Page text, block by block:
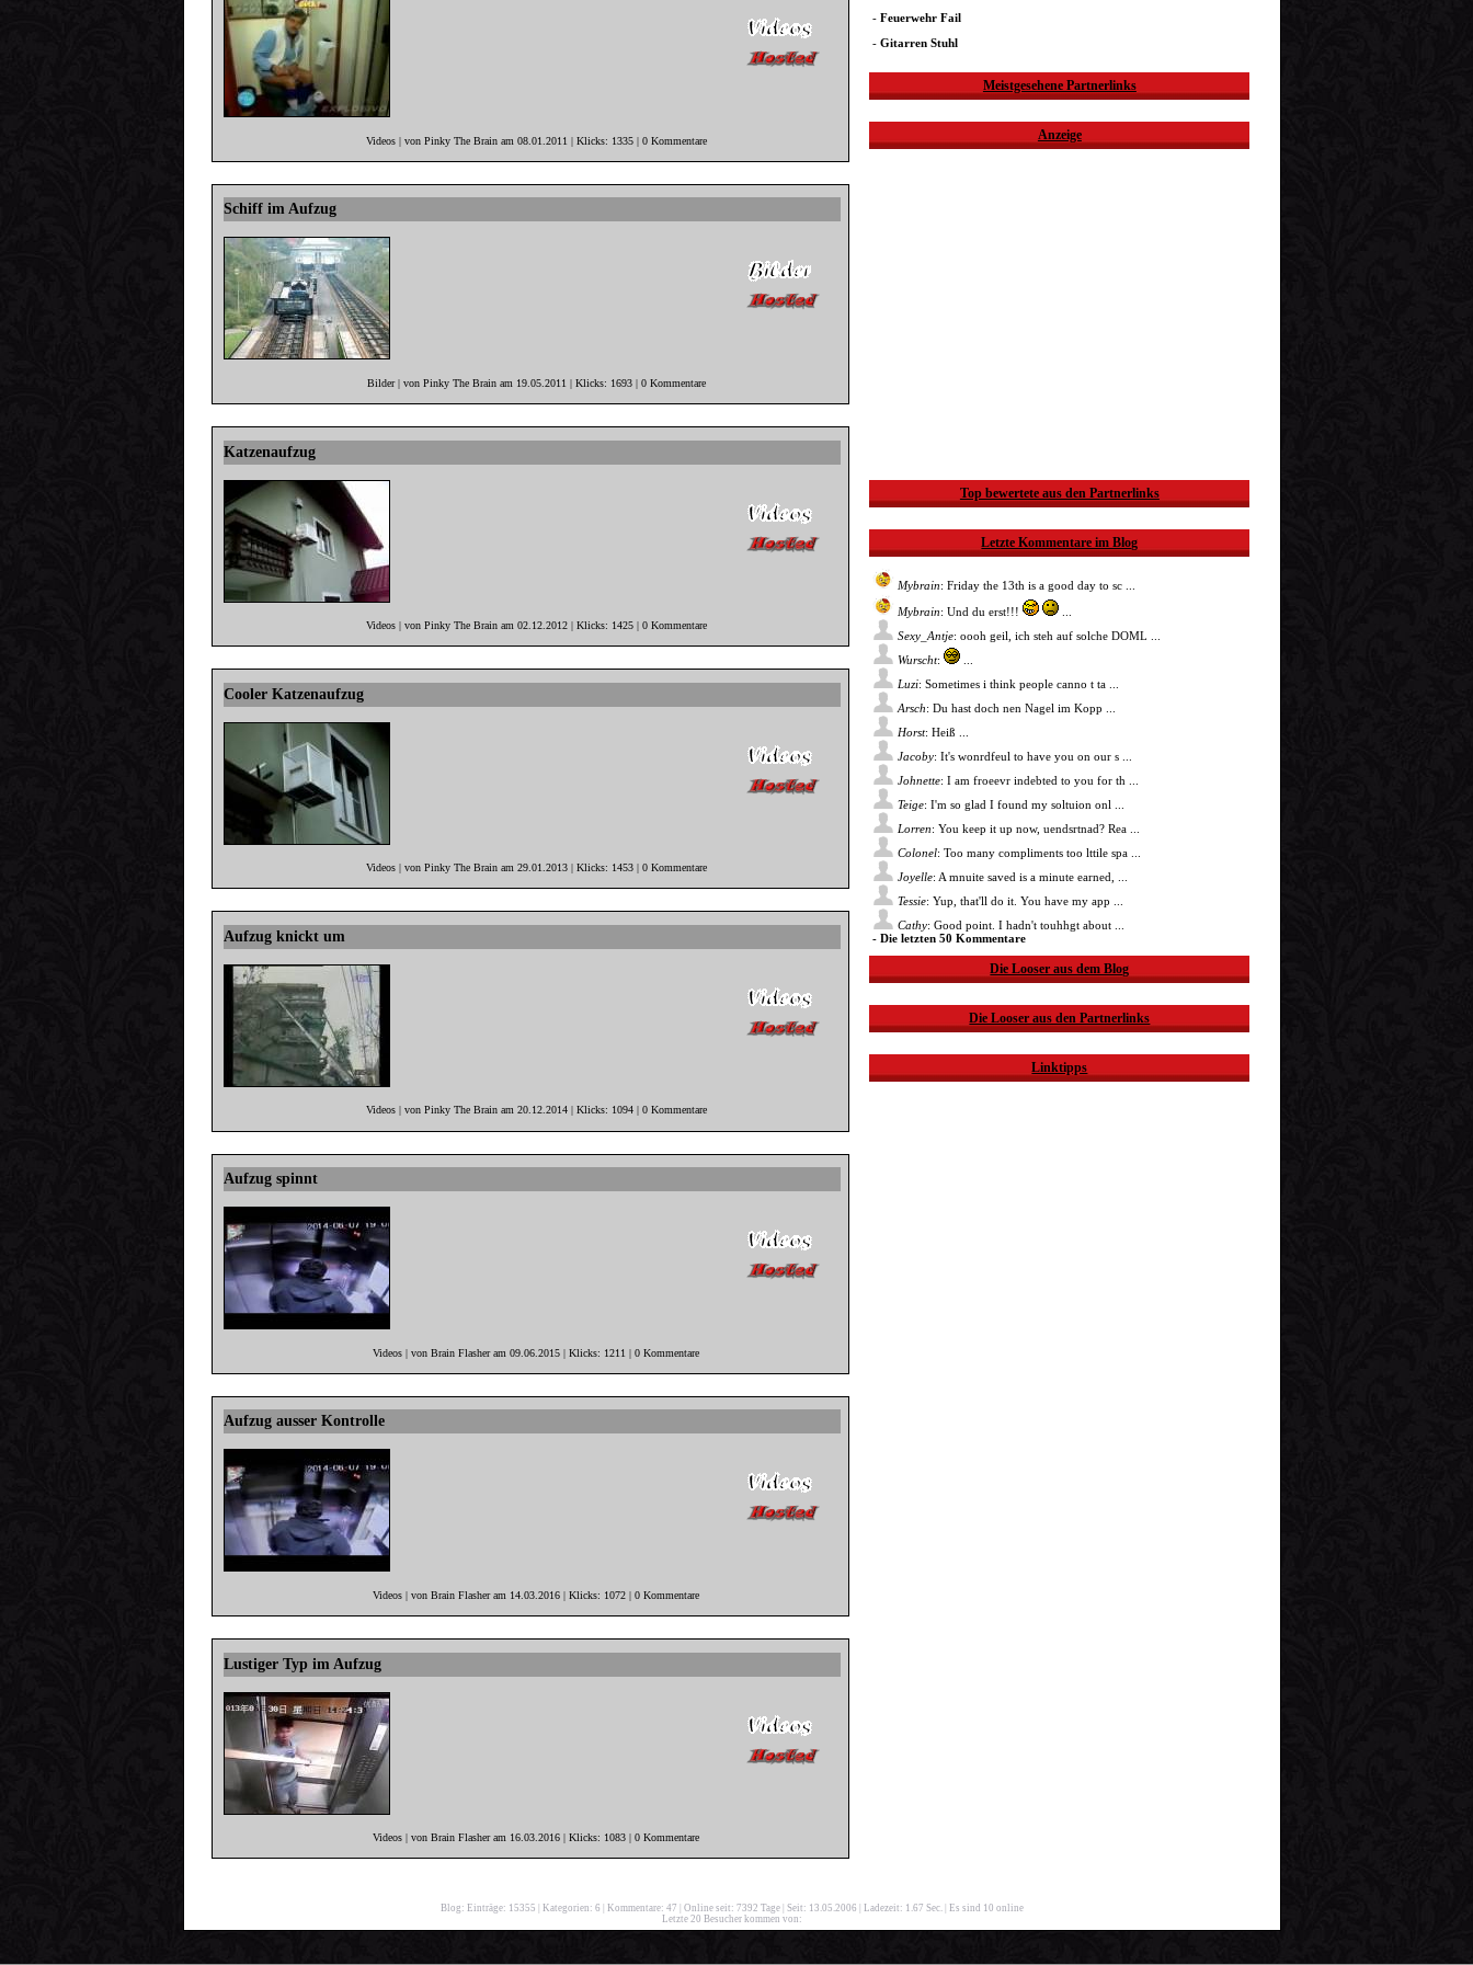
Videos | von Pinky The Brain am 08.01.2011 | Klicks: 1335 | 0 Kommentare
Schiff im Aufzug
Bilder | von Pinky The Brain am 19.05.2011 | Klicks: 1693 | 0 Kommentare
Katzenaufzug
Videos | von Pinky The Brain am 02.12.2012 | Klicks: 1425 | 0 Kommentare
Cooler Katzenaufzug
Videos | von Pinky The Brain am 29.01.2013 | Klicks: 1453 | 0 Kommentare
Aufzug knickt um
Videos | von Pinky The Brain am 20.12.2014 | Klicks: 1094 | 0 Kommentare
Aufzug spinnt
Videos | von Brain Flasher am 09.06.2015 | Klicks: 1211 | 0 Kommentare
Aufzug ausser Kontrolle
Videos | von Brain Flasher am 14.03.2016 | Klicks: 1072 | 0 Kommentare
Lustiger Typ im Aufzug
Videos | von Brain Flasher am 16.03.2016 | Klicks: 1083 | 0 Kommentare
-Feuerwehr Fail
-Gitarren Stuhl
Meistgesehene Partnerlinks
Anzeige
Top bewertete aus den Partnerlinks
Letzte Kommentare im Blog
Mybrain: Friday the 13th is a good day to sc ...
Mybrain: Und du erst!!!
Sexy_Antje: oooh geil, ich steh auf solche DOML ...
Wurscht:
Luzi: Sometimes i think people canno t ta ...
Arsch: Du hast doch nen Nagel im Kopp ...
Horst: Heiß ...
Jacoby: It's wonrdfeul to have you on our s ...
Johnette: I am froeevr indebted to you for th ...
Teige: I'm so glad I found my soltuion onl ...
Lorren: You keep it up now, uendsrtnad? Rea ...
Colonel: Too many compliments too lttile spa ...
Joyelle: A mnuite saved is a minute earned, ...
Tessie: Yup, that'll do it. You have my app ...
Cathy: Good point. I hadn't touhhgt about ...
- Die letzten 50 Kommentare
Die Looser aus dem Blog
Die Looser aus den Partnerlinks
Linktipps
Blog: Einträge: 15355 |Kategorien: 6 |Kommentare: 47 |Online seit: 7392 Tage |Seit: 13.05.2006 |Ladezeit: 1.67 Sec. |Es sind 10 online
Letzte 20 Besucher kommen von: